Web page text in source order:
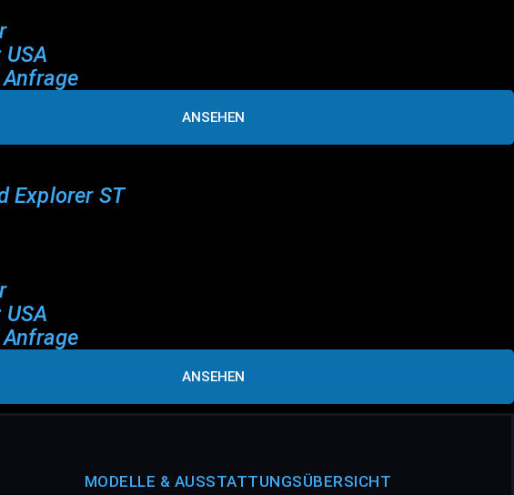
ANSEHEN
Explorer ST
ANSEHEN
MODELLE & AUSSTATTUNGSÜBERSICHT